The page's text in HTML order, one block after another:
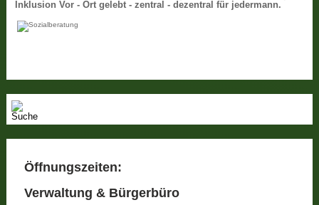
Inklusion Vor - Ort gelebt - zentral - dezentral für jedermann.
Öffnungszeiten:
Verwaltung & Bürgerbüro